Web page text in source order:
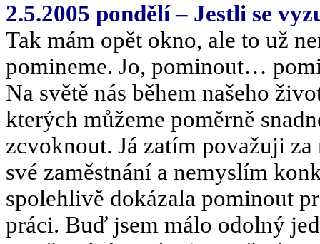
2.5.2005 pondělí – Jestli se
Tak mám opět okno, ale to už
pomineme. Jo, pominout…
Na světě nás během našeho
kterých můžeme poměrně
zcvoknout. Já zatím považuji
své zaměstnání a nemyslím
spolehlivě dokázala pominout
práci. Buď jsem málo odolný